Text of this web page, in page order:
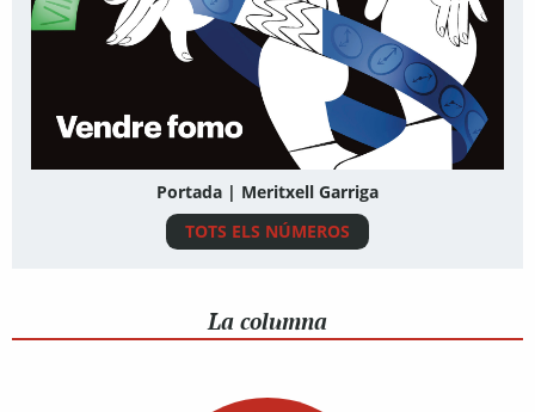
Portada | Meritxell Garriga
TOTS ELS NÚMEROS
La columna